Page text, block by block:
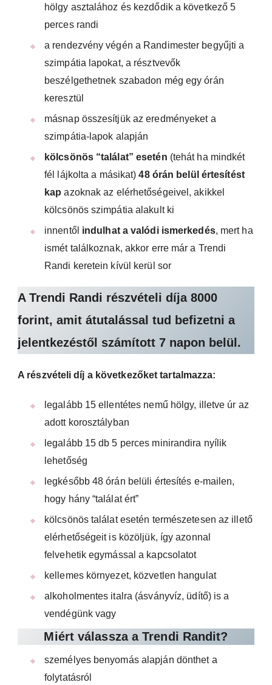
hölgy asztalához és kezdődik a következő 5
perces randi
a rendezvény végén a Randimester begyűjti a
szimpátia lapokat, a résztvevők
beszélgethetnek szabadon még egy órán
keresztül
másnap összesítjük az eredményeket a
szimpátia-lapok alapján
kölcsönös “találat” esetén (tehát ha mindkét
fél lájkolta a másikat)48 órán belül értesítést
kap azoknak az elérhetőségeivel, akikkel
kölcsönös szimpátia alakult ki
innentől indulhat a valódi ismerkedés, mert ha
ismét találkoznak, akkor erre már a Trendi
Randi keretein kívül kerül sor
A Trendi Randi részvételi díja 8000
forint, amit átutalással tud befizetni a
jelentkezéstől számított 7 napon belül.
A részvételi díj a következőket tartalmazza:
legalább 15 ellentétes nemű hölgy, illetve úr az
adott korosztályban
legalább 15 db 5 perces minirandira nyílik
lehetőség
legkésőbb 48 órán belüli értesítés e-mailen,
hogy hány “találat ért”
kölcsönös találat esetén természetesen az illető
elérhetőségeit is közöljük, így azonnal
felvehetik egymással a kapcsolatot
kellemes környezet, közvetlen hangulat
alkoholmentes italra (ásványvíz, üdítő) is a
vendégünk vagy
Miért válassza a Trendi Randit?
személyes benyomás alapján dönthet a
folytatásról